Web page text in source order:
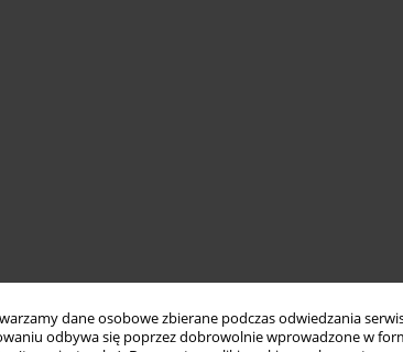
dane osobowe zbierane podczas odwiedzania
odbywa się poprzez dobrowolnie wprowadzone w